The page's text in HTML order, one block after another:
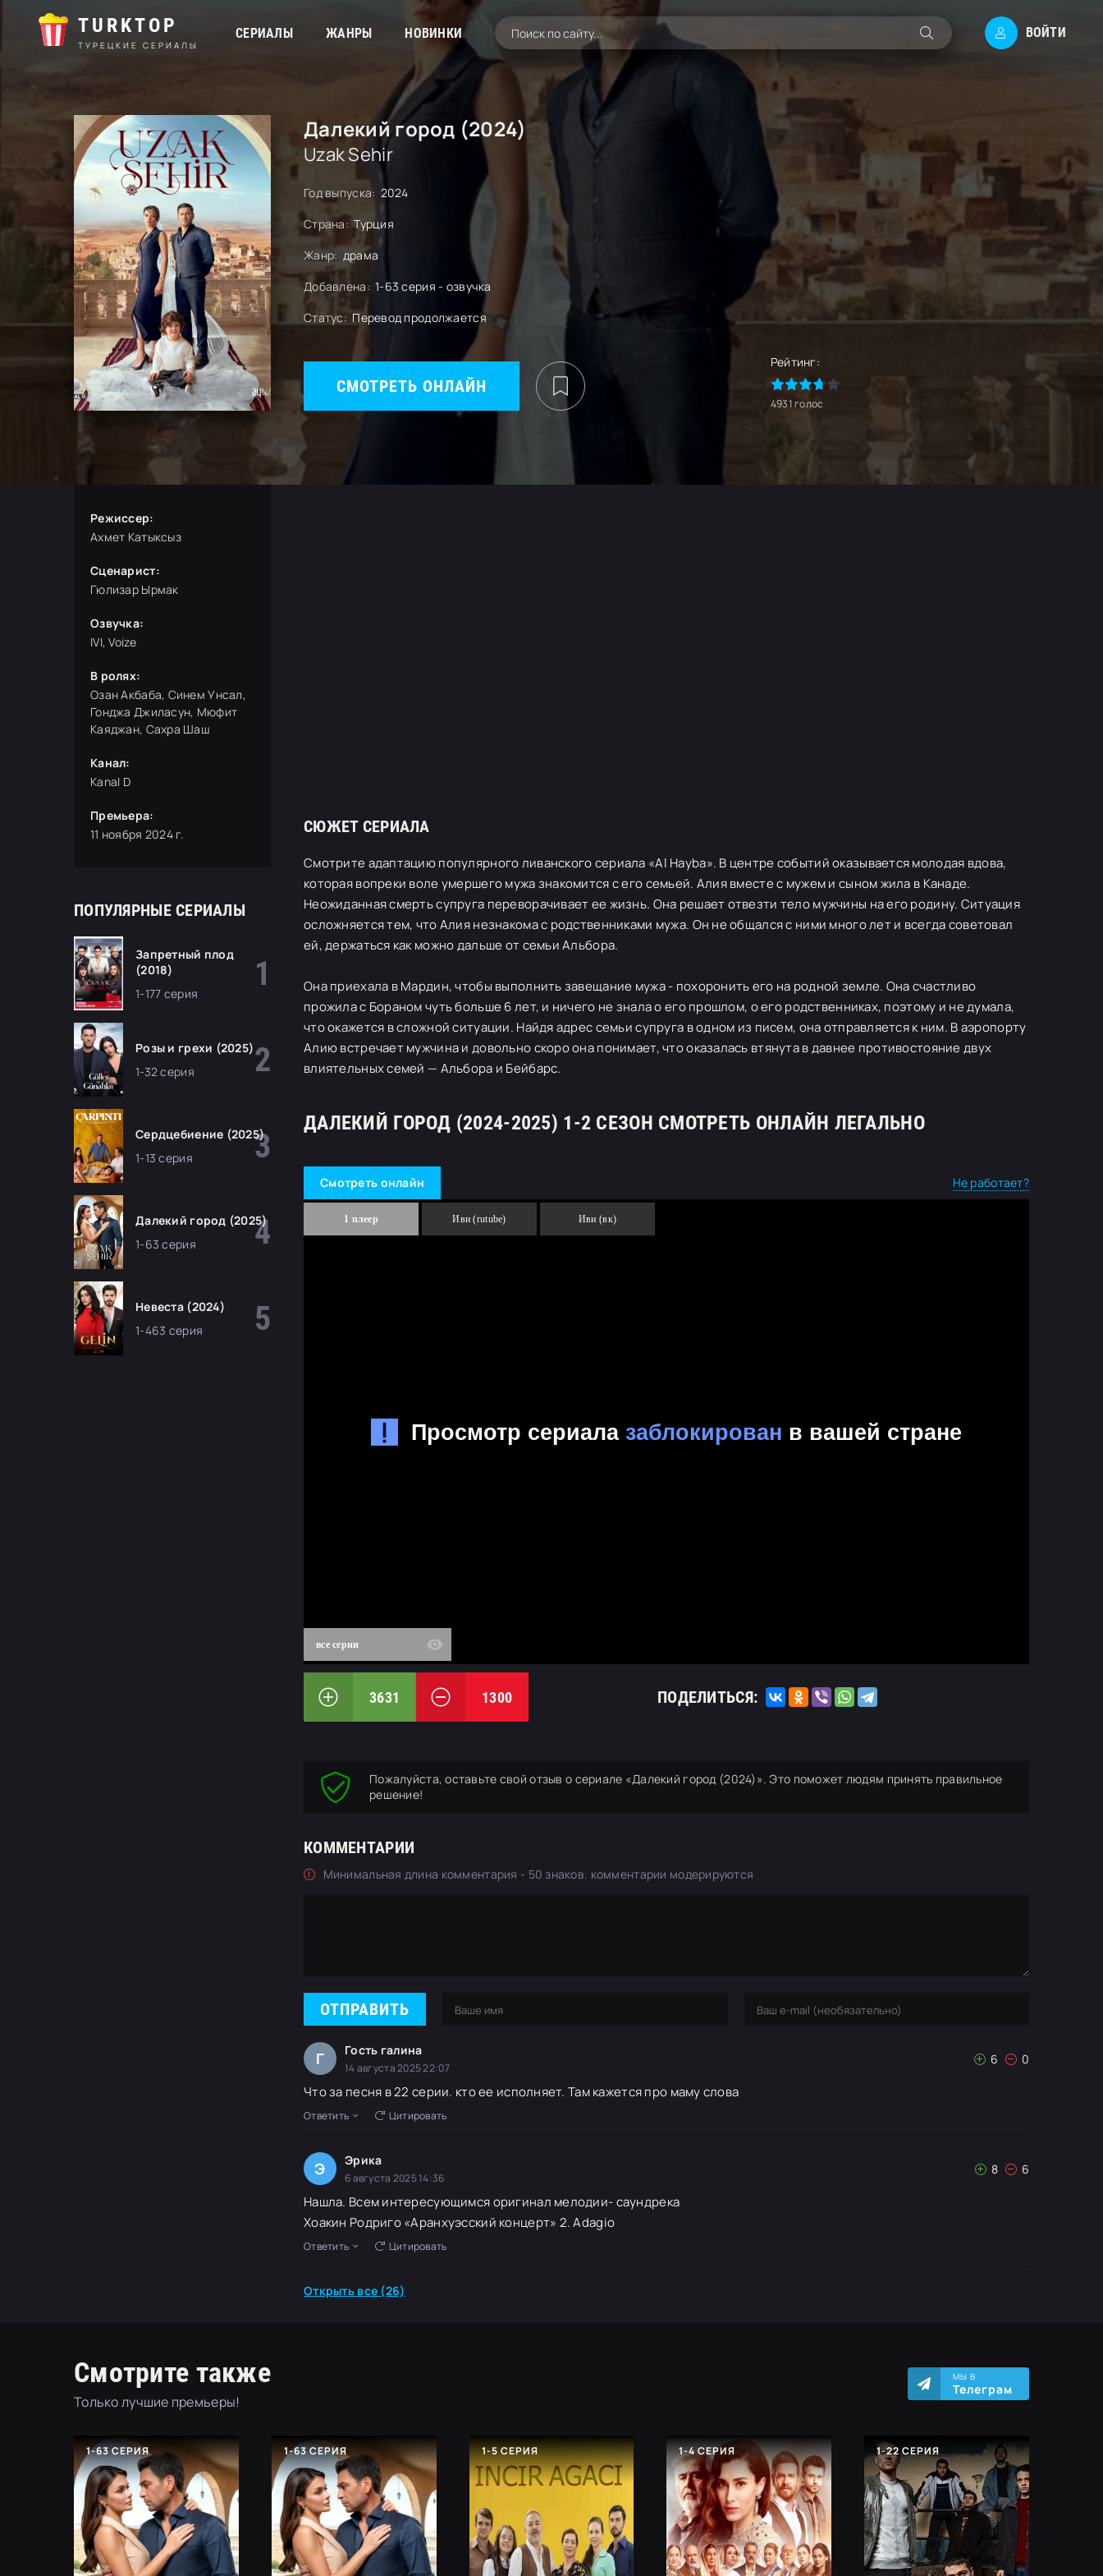
TURKTOP
ТУРЕЦКИЕ СЕРИАЛЫ
СЕРИАЛЫ ЖАНРЫ НОВИНКИ ВОЙТИ
Далекий город (2024)
Uzak Sehir
Год выпуска: 2024
Страна: Турция
Жанр: драма
Добавлена: 1-63 серия - озвучка
Статус: Перевод продолжается
СМОТРЕТЬ ОНЛАЙН
Рейтинг:
4931голос
Режиссер:
Ахмет Катыксыз
Сценарист:
Гюлизар Ырмак
Озвучка:
IVI, Voize
В ролях:
Озан Акбаба, Синем Унсал,
Гонджа Джиласун, Мюфит
Каяджан, Сахра Шаш
Канал:
Kanal D
Премьера:
11 ноября 2024 г.
ПОПУЛЯРНЫЕ СЕРИАЛЫ
Запретный плод
(2018)
1-177 серия
Розы и грехи (2025)
1-32 серия
Сердцебиение (2025)
1-13 серия
Далекий город (2025)
1-63 серия
Невеста (2024)
1-463 серия
СЮЖЕТ СЕРИАЛА
Смотрите адаптацию популярного ливанского сериала «Al Hayba». В центре событий оказывается молодая вдова,
которая вопреки воле умершего мужа знакомится с его семьей. Алия вместе с мужем и сыном жила в Канаде.
Неожиданная смерть супруга переворачивает ее жизнь. Она решает отвезти тело мужчины на его родину. Ситуация
осложняется тем, что Алия незнакома с родственниками мужа. Он не общался с ними много лет и всегда советовал
ей, держаться как можно дальше от семьи Альбора.
Она приехала в Мардин, чтобы выполнить завещание мужа - похоронить его на родной земле. Она счастливо
прожила с Бораном чуть больше 6 лет, и ничего не знала о его прошлом, о его родственниках, поэтому и не думала,
что окажется в сложной ситуации. Найдя адрес семьи супруга в одном из писем, она отправляется к ним. В аэропорту
Алию встречает мужчина и довольно скоро она понимает, что оказалась втянута в давнее противостояние двух
влиятельных семей — Альбора и Бейбарс.
ДАЛЕКИЙ ГОРОД (2024-2025) 1-2 СЕЗОН СМОТРЕТЬ ОНЛАЙН ЛЕГАЛЬНО
Смотреть онлайн Не работает?
1 плеер Иви (rutube) Иви (вк)
все серии
3631 1300 ПОДЕЛИТЬСЯ:
Пожалуйста, оставьте свой отзыв о сериале «Далекий город (2024)». Это поможет людям принять правильное
решение!
КОММЕНТАРИИ
Минимальная длина комментария - 50 знаков. комментарии модерируются
ОТПРАВИТЬ
Г Гость галина
14 августа 2025 22:07
6 0
Что за песня в 22 серии. кто ее исполняет. Там кажется про маму слова
Ответить Цитировать
Э Эрика
6 августа 2025 14:36
8 6
Нашла. Всем интересующимся оригинал мелодии- саундрека
Хоакин Родриго «Аранхуэсский концерт» 2. Adagio
Ответить Цитировать
Открыть все (26)
Смотрите также
Только лучшие премьеры!
МЫ В
Телеграм
1-63 СЕРИЯ 1-63 СЕРИЯ 1-5 СЕРИЯ 1-4 СЕРИЯ 1-22 СЕРИЯ